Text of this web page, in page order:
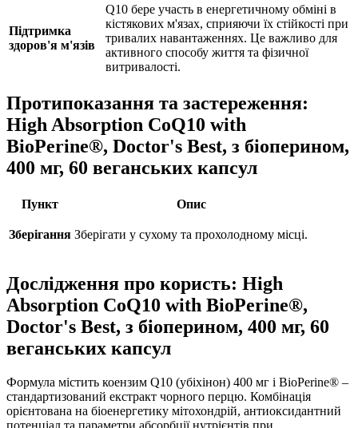
Підтримка
здоров'я м'язів
Q10 бере участь в енергетичному обміні в
кістякових м'язах, сприяючи їх стійкості при
тривалих навантаженнях. Це важливо для
активного способу життя та фізичної
витривалості.
Протипоказання та застереження:
High Absorption CoQ10 with
BioPerine®, Doctor's Best, з біоперином,
400 мг, 60 веганських капсул
Пункт Опис
Зберігання Зберігати у сухому та прохолодному місці.
Дослідження про користь: High
Absorption CoQ10 with BioPerine®,
Doctor's Best, з біоперином, 400 мг, 60
веганських капсул
Формула містить коензим Q10 (убіхінон) 400 мг і BioPerine® –
стандартизований екстракт чорного перцю. Комбінація
орієнтована на біоенергетику мітохондрій, антиоксидантний
потенціал та параметри абсорбції нутрієнтів при